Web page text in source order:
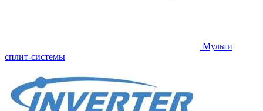
Мульти
сплит-системы